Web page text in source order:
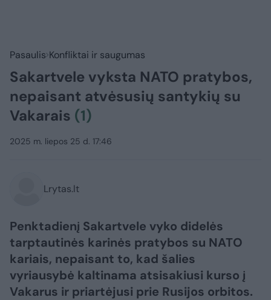
Pasaulis Konfliktai ir saugumas
Sakartvele vyksta NATO pratybos,
nepaisant atvėsusių santykių su
Vakarais (1)
2025 m. liepos 25 d. 17:46
Lrytas.lt
Penktadienį Sakartvele vyko didelės
tarptautinės karinės pratybos su NATO
kariais, nepaisant to, kad šalies
vyriausybė kaltinama atsisakiusi kurso į
Vakarus ir priartėjusi prie Rusijos orbitos.